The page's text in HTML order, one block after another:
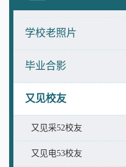
学校老照片
毕业合影
又见校友
又见采52校友
又见电53校友